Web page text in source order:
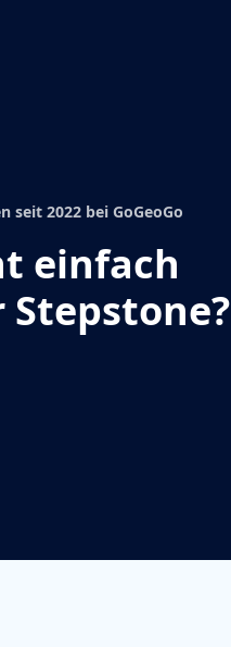
seit 2022 bei GoGeoGo
einfach